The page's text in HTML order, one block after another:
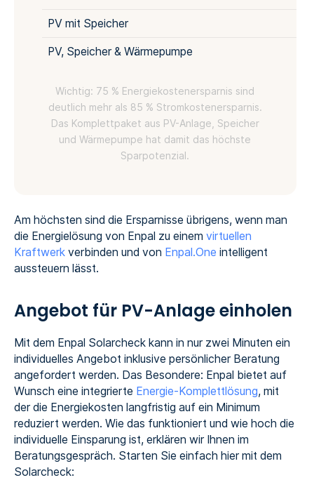
PV mit Speicher
PV, Speicher & Wärmepumpe
Wichtig: 75 % Energiekostenersparnis sind
deutlich mehr als 85 % Stromkostenersparnis.
Das Komplettpaket aus PV-Anlage, Speicher
und Wärmepumpe hat damit das höchste
Sparpotenzial.
Am höchsten sind die Ersparnisse übrigens, wenn man
die Energielösung von Enpal zu einem virtuellen
Kraftwerkverbinden und von Enpal.One intelligent
aussteuern lässt.
Angebot für PV-Anlage einholen
Mit dem Enpal Solarcheck kann in nur zwei Minuten ein
individuelles Angebot inklusive persönlicher Beratung
angefordert werden. Das Besondere: Enpal bietet auf
Wunsch eine integrierte Energie-Komplettlösung, mit
der die Energiekosten langfristig auf ein Minimum
reduziert werden. Wie das funktioniert und wie hoch die
individuelle Einsparung ist, erklären wir Ihnen im
Beratungsgespräch. Starten Sie einfach hier mit dem
Solarcheck: